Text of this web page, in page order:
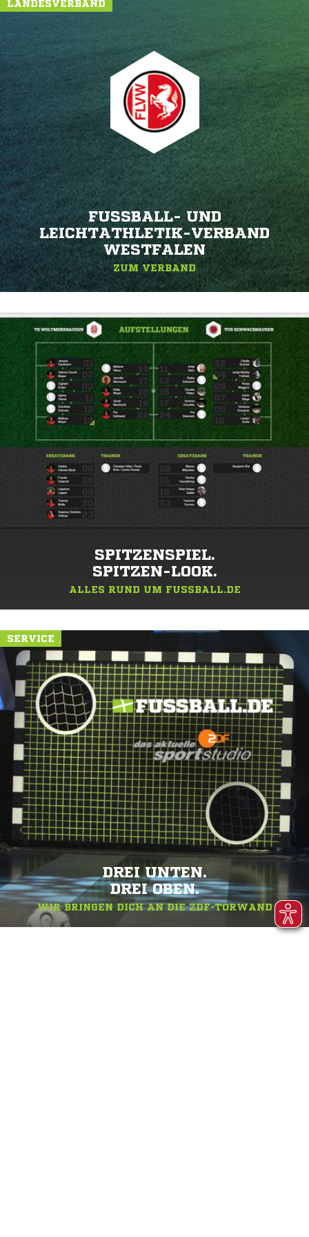
LANDESVERBAND
FUSSBALL- UND L
EICHTATHLETIK-VERBAND W
ESTFALEN
ZUM VERBAND
SPITZENSPIEL.
SPITZEN-LOOK.
ALLES RUND UM FUSSBALL.DE
SERVICE
DREI UNTEN.
DREI OBEN.
WIR BRINGEN DICH AN DIE ZDF-TORWAND